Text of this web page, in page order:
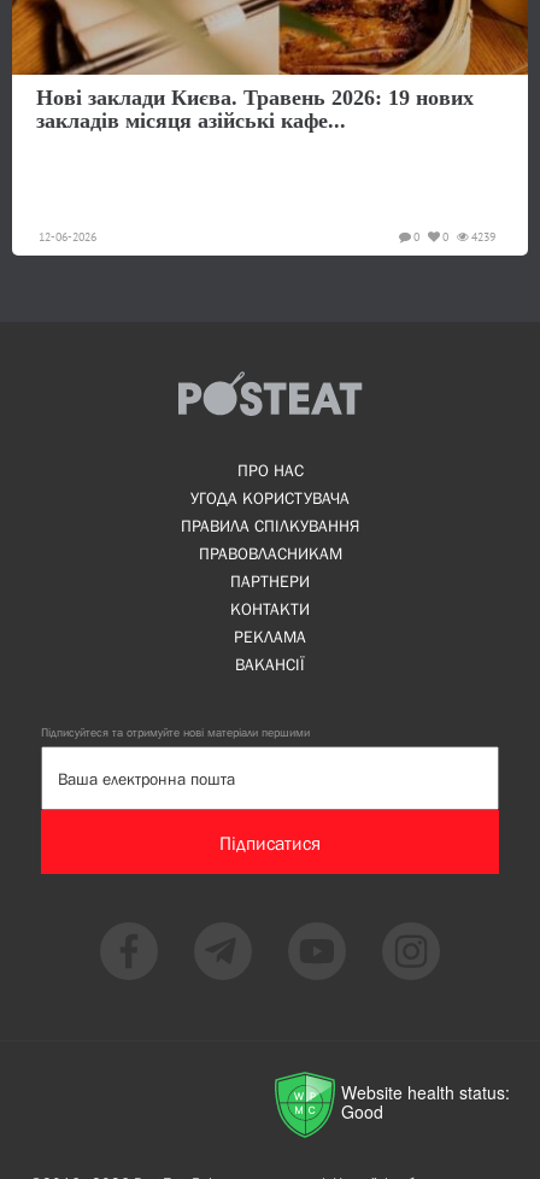
Нові заклади Києва. Травень 2026: 19 нових
закладів місяця азійські кафе...
12-06-2026 4239
0
0
ПРО НАС
УГОДА КОРИСТУВАЧА
ПРАВИЛА СПІЛКУВАННЯ
ПРАВОВЛАСНИКАМ
ПАРТНЕРИ
КОНТАКТИ
РЕКЛАМА
ВАКАНСІЇ
Підписуйтеся та отримуйте нові матеріали першими
Підписатися
Website health status:
Good